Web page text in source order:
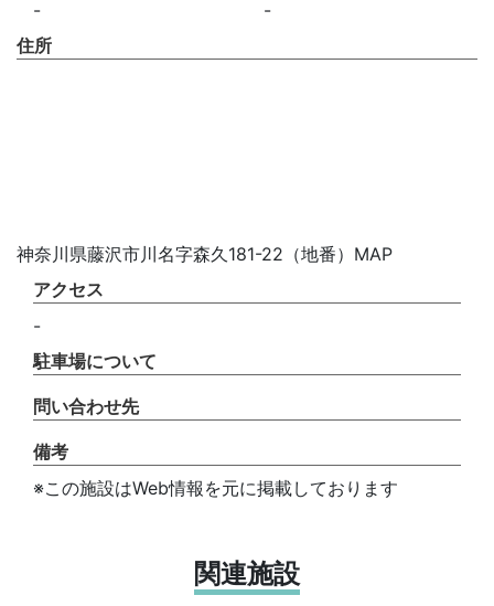
-
-
住所
神奈川県藤沢市川名字森久181-22（地番）MAP
アクセス
-
駐車場について
問い合わせ先
備考
※この施設はWeb情報を元に掲載しております
関連施設